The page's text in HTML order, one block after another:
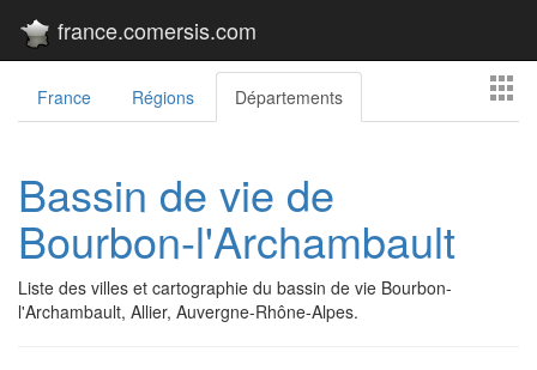
france.comersis.com
France Régions Départements
Bassin de vie de
Bourbon-l'Archambault
Liste des villes et cartographie du bassin de vie Bourbon-
l'Archambault, Allier, Auvergne-Rhône-Alpes.